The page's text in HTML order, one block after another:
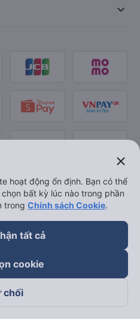
keyboard_arrow_down
close
hoạt động ổn định. Bạn có thể
bất kỳ lúc nào trong phần
trong Chính sách Cookie.
tất cả
cookie
chối